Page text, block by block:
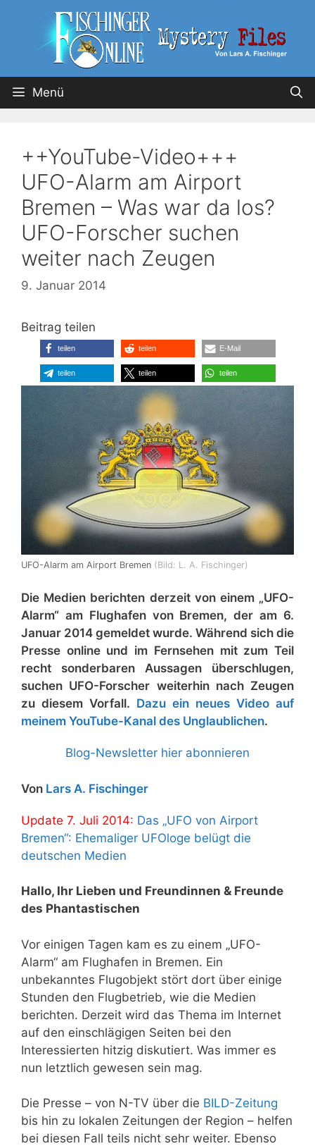
Menü
++YouTube-Video+++
UFO-Alarm am Airport
Bremen – Was war da los?
UFO-Forscher suchen
weiter nach Zeugen
9. Januar 2014
Beitrag teilen
teilen teilen E-Mail
teilen teilen teilen
UFO-Alarm am Airport Bremen (Bild: L. A. Fischinger)
Die Medien berichten derzeit von einem „UFO-
Alarm“ am Flughafen von Bremen, der am 6.
Januar 2014 gemeldet wurde. Während sich die
Presse online und im Fernsehen mit zum Teil
recht sonderbaren Aussagen überschlugen,
suchen UFO-Forscher weiterhin nach Zeugen
zu diesem Vorfall. Dazu ein neues Video auf
meinem YouTube-Kanal des Unglaublichen.
Blog-Newsletter hier abonnieren
Von Lars A. Fischinger
Update 7. Juli 2014: Das „UFO von Airport
Bremen“: Ehemaliger UFOloge belügt die
deutschen Medien
Hallo, Ihr Lieben und Freundinnen & Freunde
des Phantastischen
Vor einigen Tagen kam es zu einem „UFO-
Alarm“ am Flughafen in Bremen. Ein
unbekanntes Flugobjekt stört dort über einige
Stunden den Flugbetrieb, wie die Medien
berichten. Derzeit wird das Thema im Internet
auf den einschlägigen Seiten bei den
Interessierten hitzig diskutiert. Was immer es
nun letztlich gewesen sein mag.
Die Presse – von N-TV über die BILD-Zeitung
bis hin zu lokalen Zeitungen der Region – helfen
bei diesen Fall teils nicht sehr weiter. Ebenso